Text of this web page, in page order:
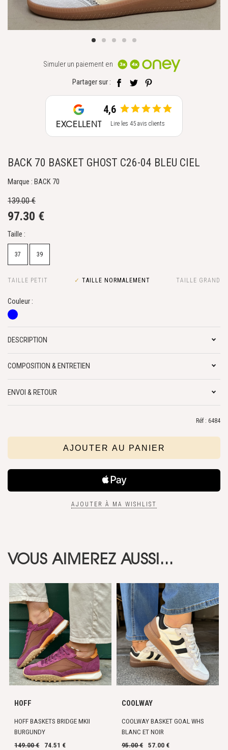
Simuler un paiement en
Partager sur :
EXCELLENT
4,6
Lire les 45 avis clients
BACK 70 BASKET GHOST C26-04 BLEU CIEL
Marque : BACK 70
139.00 €
97.30 €
Taille :
37 39
TAILLE PETIT ✓ TAILLE NORMALEMENT TAILLE GRAND
Couleur :
DESCRIPTION
COMPOSITION & ENTRETIEN
ENVOI & RETOUR
Réf : 6484
AJOUTER À MA WISHLIST
VOUS AIMEREZ AUSSI...
HOFF
HOFF BASKETS BRIDGE MKII
BURGUNDY
149.00 €
74.51 €
COOLWAY
COOLWAY BASKET GOAL WHS
BLANC ET NOIR
95.00 €
57.00 €